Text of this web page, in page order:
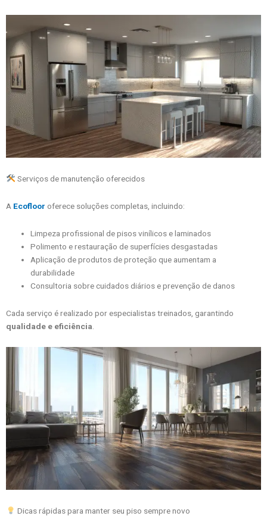
Serviços de manutenção oferecidos
A Ecofloor oferece soluções completas, incluindo:
Limpeza profissional de pisos vinílicos e laminados
Polimento e restauração de superfícies desgastadas
Aplicação de produtos de proteção que aumentam a
durabilidade
Consultoria sobre cuidados diários e prevenção de danos
Cada serviço é realizado por especialistas treinados, garantindo
qualidade e eficiência
Dicas rápidas para manter seu piso sempre novo